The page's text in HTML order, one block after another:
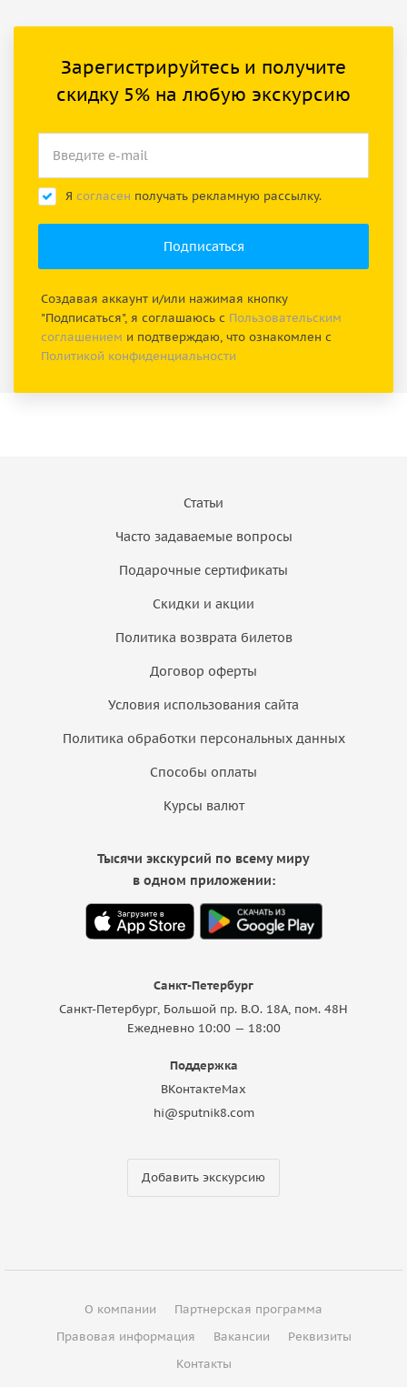
Зарегистрируйтесь и получите
скидку 5% на любую экскурсию
Я согласен получать рекламную рассылку.
Создавая аккаунт и/или нажимая кнопку
"Подписаться", я соглашаюсь с Пользовательским
соглашением и подтверждаю, что ознакомлен с
Политикой конфиденциальности
Статьи
Часто задаваемые вопросы
Подарочные сертификаты
Скидки и акции
Политика возврата билетов
Договор оферты
Условия использования сайта
Политика обработки персональных данных
Способы оплаты
Курсы валют
Санкт-Петербург
Санкт-Петербург, Большой пр. В.О. 18A, пом. 48Н
Ежедневно 10:00 — 18:00
Поддержка
ВКонтактеMax
hi@sputnik8.com
Добавить экскурсию
Тысячи экскурсий по всему миру
в одном приложении:
О компании
Партнерская программа
Правовая информация
Вакансии
Реквизиты
Контакты